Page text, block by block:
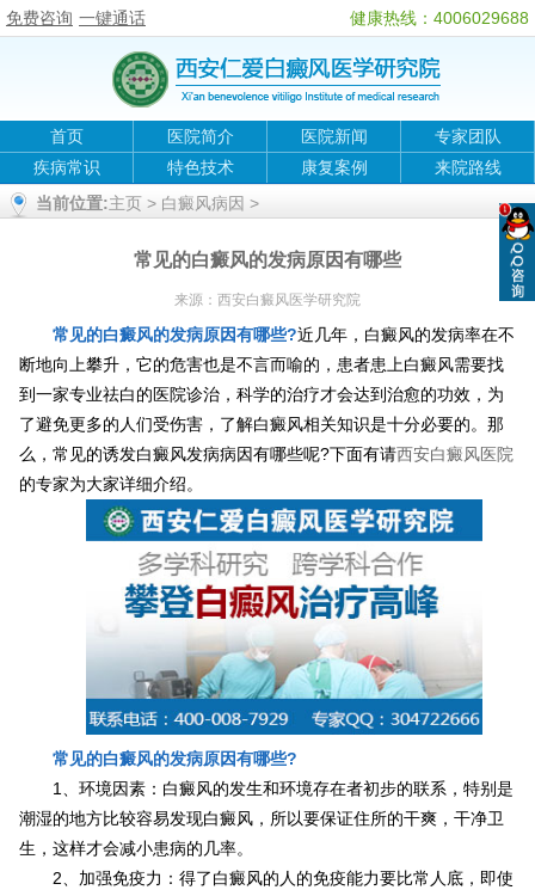
免费咨询 一键通话 健康热线：4006029688
首页 医院简介 医院新闻
专家团队
疾病常识
特色技术 康复案例
来院路线
当前位置:主页 > 白癜风病因 >
常见的白癜风的发病原因有哪些
来源： 西安白癜风医学研究院
常见的白癜风的发病原因有哪些?近几年，白癜风的发病率在不
断地向上攀升，它的危害也是不言而喻的，患者患上白癜风需要找
到一家专业祛白的医院诊治，科学的治疗才会达到治愈的功效，为
了避免更多的人们受伤害，了解白癜风相关知识是十分必要的。那
么，常见的诱发白癜风发病病因有哪些呢?下面有请西安白癜风医院
的专家为大家详细介绍。
常见的白癜风的发病原因有哪些?
1、环境因素：白癜风的发生和环境存在者初步的联系，特别是
潮湿的地方比较容易发现白癜风，所以要保证住所的干爽，干净卫
生，这样才会减小患病的几率。
2、加强免疫力：得了白癜风的人的免疫能力要比常人底，即使